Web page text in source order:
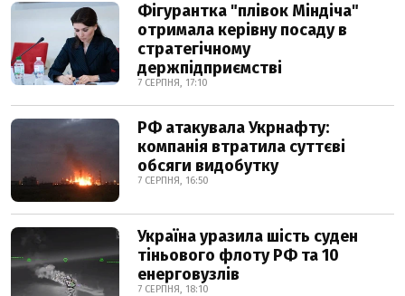
Фігурантка "плівок Міндіча"
отримала керівну посаду в
стратегічному
держпідприємстві
7 СЕРПНЯ, 17:10
РФ атакувала Укрнафту:
компанія втратила суттєві
обсяги видобутку
7 СЕРПНЯ, 16:50
Україна уразила шість суден
тіньового флоту РФ та 10
енерговузлів
7 СЕРПНЯ, 18:10